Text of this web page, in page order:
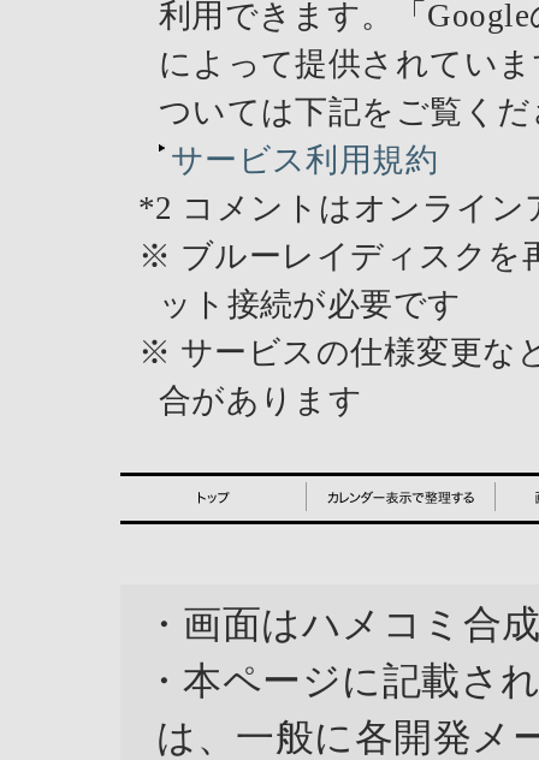
利用できます。「
によって提供されてい
ついては下記をご覧く
サービス利用規約
*2 コメントはオンライ
※ ブルーレイディスクを
ット接続が必要です
※ サービスの仕様変更な
合があります
・画面はハメコミ合
・本ページに記載さ
は、一般に各開発メ